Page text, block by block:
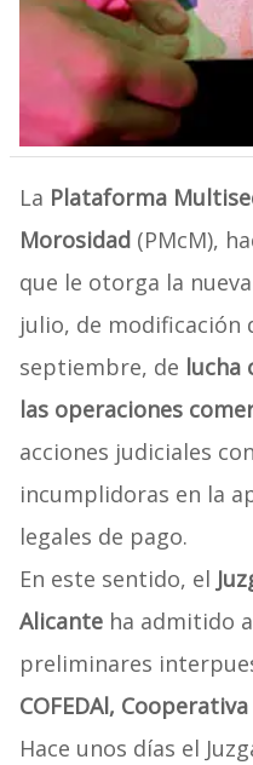
La Plataforma
Morosidad(PMcM),
que le otorga la
julio, de modificación
septiembre, de lucha
las operaciones
acciones judiciales
incumplidoras en la
legales de pago.
En este sentido, el
Alicanteha admitido
preliminares
COFEDAl,
Hace unos días el